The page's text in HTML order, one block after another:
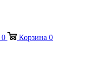
0 Корзина 0